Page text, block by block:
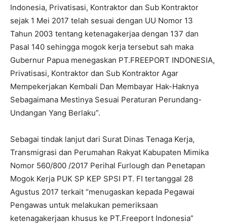
Indonesia, Privatisasi, Kontraktor dan Sub Kontraktor
sejak 1 Mei 2017 telah sesuai dengan UU Nomor 13
Tahun 2003 tentang ketenagakerjaa dengan 137 dan
Pasal 140 sehingga mogok kerja tersebut sah maka
Gubernur Papua menegaskan PT.FREEPORT INDONESIA,
Privatisasi, Kontraktor dan Sub Kontraktor Agar
Mempekerjakan Kembali Dan Membayar Hak-Haknya
Sebagaimana Mestinya Sesuai Peraturan Perundang-
Undangan Yang Berlaku”.
Sebagai tindak lanjut dari Surat Dinas Tenaga Kerja,
Transmigrasi dan Perumahan Rakyat Kabupaten Mimika
Nomor 560/800 /2017 Perihal Furlough dan Penetapan
Mogok Kerja PUK SP KEP SPSI PT. FI tertanggal 28
Agustus 2017 terkait “menugaskan kepada Pegawai
Pengawas untuk melakukan pemeriksaan
ketenagakerjaan khusus ke PT.Freeport Indonesia”